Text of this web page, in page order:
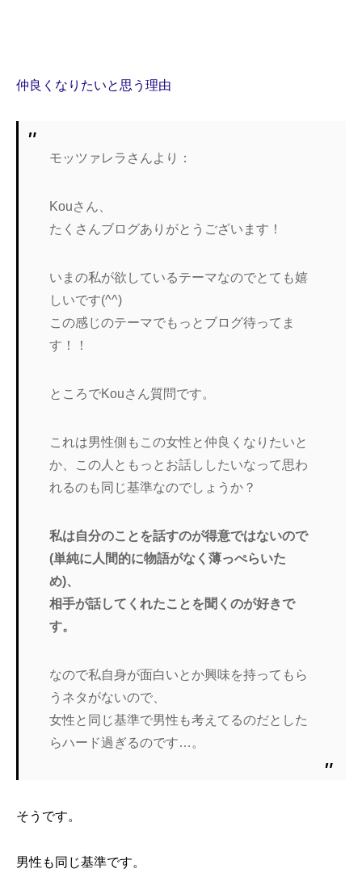
仲良くなりたいと思う理由
モッツァレラさんより：
Kouさん、
たくさんブログありがとうございます！
いまの私が欲しているテーマなのでとても嬉
しいです(^^)
この感じのテーマでもっとブログ待ってま
す！！
ところでKouさん質問です。
これは男性側もこの女性と仲良くなりたいと
か、この人ともっとお話ししたいなって思わ
れるのも同じ基準なのでしょうか？
私は自分のことを話すのが得意ではないので
(単純に人間的に物語がなく薄っぺらいた
め)、
相手が話してくれたことを聞くのが好きで
す。
なので私自身が面白いとか興味を持ってもら
うネタがないので、
女性と同じ基準で男性も考えてるのだとした
らハード過ぎるのです…。
そうです。
男性も同じ基準です。